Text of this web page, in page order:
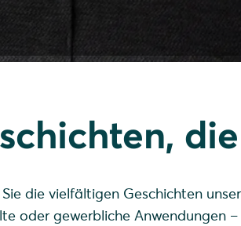
Sie die vielfältigen Geschichten
oder gewerbliche Anwendungen